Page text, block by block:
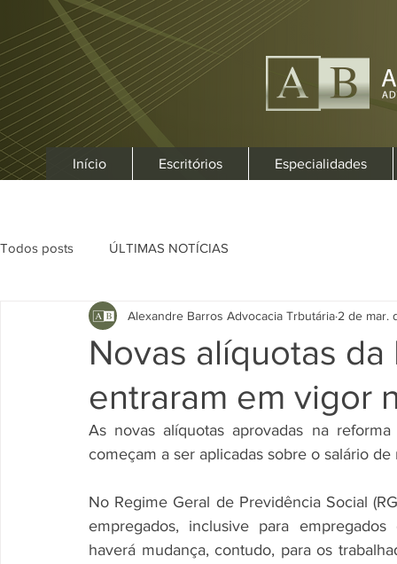
Início Escritórios Especialidades
Todos posts ÚLTIMAS NOTÍCIAS
Novas alíquotas
entraram em vigor
Alexandre Barros Advocacia Trbutária 2 de mar.
As novas alíquotas aprovadas na
começam a ser aplicadas sobre o salário
No Regime Geral de Previdência Social
empregados, inclusive para
haverá mudança, contudo, para os